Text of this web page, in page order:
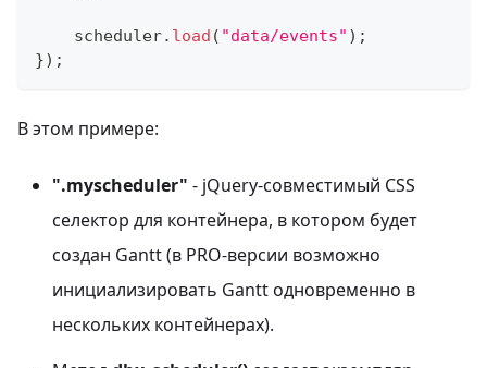
    scheduler
. load ( "data/events" ) ;
}) ;
В этом примере:
".myscheduler" - jQuery-совместимый CSS
селектор для контейнера, в котором будет
создан Gantt (в PRO-версии возможно
инициализировать Gantt одновременно в
нескольких контейнерах).